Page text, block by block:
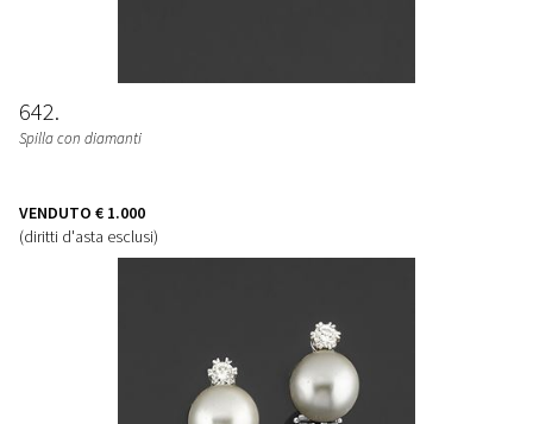
642
Spilla con diamanti
VENDUTO € 1.000
(diritti d'asta esclusi)